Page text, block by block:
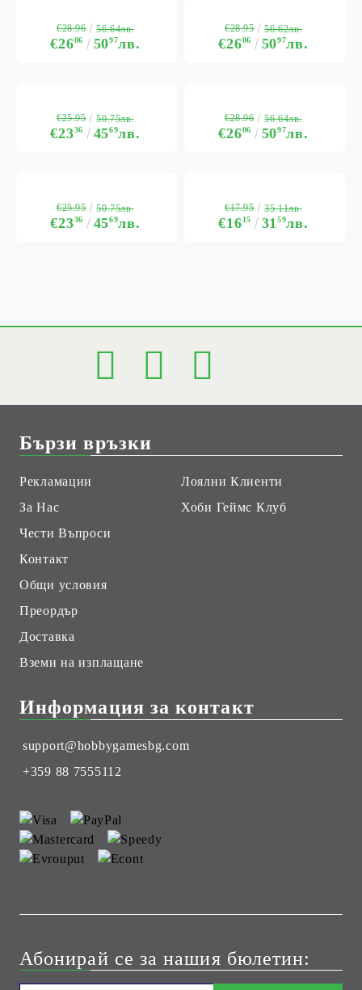
€2606 5097лв.
€28.96 56.64лв.
€2606 5097лв.
€28.95 56.62лв.
€2336 4569лв.
€25.95 50.75лв.
€2606 5097лв.
€28.96 56.64лв.
€2336 4569лв.
€25.95 50.75лв.
€1615 3159лв.
€17.95 35.11лв.
Бързи връзки
Рекламации
За Нас
Чести Въпроси
Контакт
Общи условия
Преордър
Доставка
Вземи на изплащане
Лоялни Клиенти
Хоби Геймс Клуб
Информация за контакт
support@hobbygamesbg.com
+359 88 7555112
Абонирай се за нашия бюлетин: